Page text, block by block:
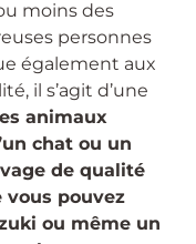
moins des
personnes
également aux
il s’agit d’une
animaux
chat ou un
de qualité
vous pouvez
ou même un